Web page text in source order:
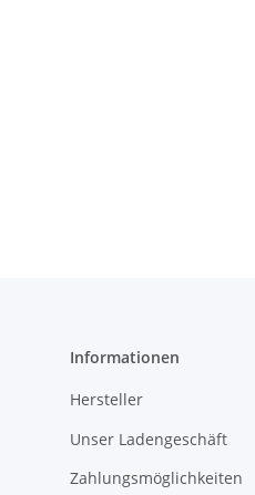
Informationen
Hersteller
Unser Ladengeschäft
Zahlungsmöglichkeiten